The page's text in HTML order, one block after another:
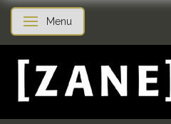
Skifte navigation
Menu